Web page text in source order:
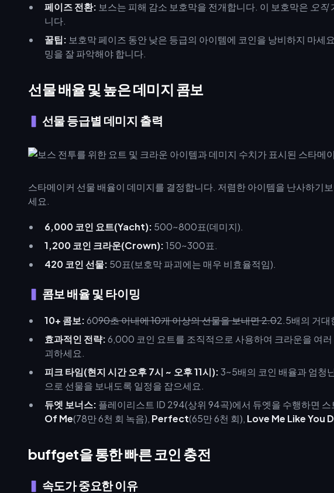
페이즈 전환: 보스는 피해 감소 보호막을 전개합니다. 이 보호막은 오직
니다.
꿀팁: 보호막 페이즈 동안 낮은 등급의 아이템에 코인을 낭비하지 마세
밍을 잘 파악해야 합니다.
선물 배율 및 높은 데미지 콤보
선물 등급별 데미지 출력
스타메이커 선물 배율이 데미지를 결정합니다. 저렴한 아이템을 난사하기
세요.
6,000 코인 요트(Yacht): 500~800표(데미지).
1,200 코인 크라운(Crown):150~300표.
420 코인 선물: 50표(보호막 파괴에는 매우 비효율적임).
콤보 배율 및 타이밍
10+ 콤보:6090초 이내에 10개 이상의 선물을 보내면 2.02.5배의 거대
효과적인 전략:6,000 코인 요트를 조직적으로 사용하여 크라운을 여
괴하세요.
피크 타임(현지 시간 오후 7시 ~ 오후 11시):3~5배의 코인 배율과 엄청
으로 선물을 보내도록 일정을 잡으세요.
듀엣 보너스: 플레이리스트 ID 294(상위 94곡)에서 듀엣을 수행하면
Of Me(78만 6천 회 녹음), Perfect(65만 6천 회), Love Me Like You
buffget을 통한 빠른 코인 충전
속도가 중요한 이유